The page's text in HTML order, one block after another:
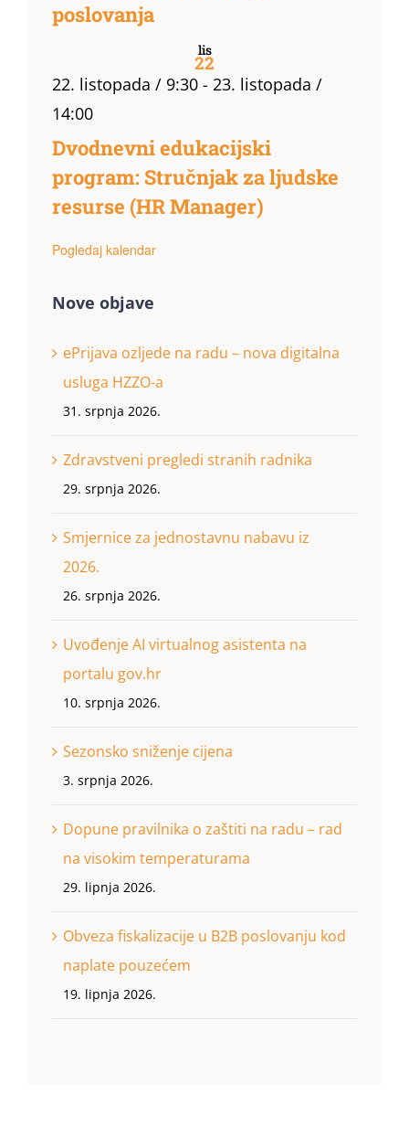
poslovanja
lis
22
22. listopada / 9:30 -23. listopada /
14:00
Dvodnevni edukacijski
program: Stručnjak za ljudske
resurse (HR Manager)
Pogledaj kalendar
Nove objave
ePrijava ozljede na radu – nova digitalna
usluga HZZO-a
31. srpnja 2026.
Zdravstveni pregledi stranih radnika
29. srpnja 2026.
Smjernice za jednostavnu nabavu iz
2026.
26. srpnja 2026.
Uvođenje AI virtualnog asistenta na
portalu gov.hr
10. srpnja 2026.
Sezonsko sniženje cijena
3. srpnja 2026.
Dopune pravilnika o zaštiti na radu – rad
na visokim temperaturama
29. lipnja 2026.
Obveza fiskalizacije u B2B poslovanju kod
naplate pouzećem
19. lipnja 2026.